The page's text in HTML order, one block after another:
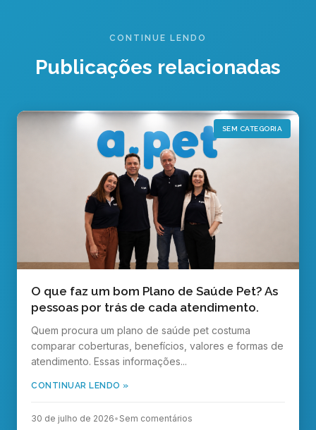
CONTINUE LENDO
Publicações relacionadas
SEM CATEGORIA
O que faz um bom Plano de Saúde Pet? As
pessoas por trás de cada atendimento.
Quem procura um plano de saúde pet costuma
comparar coberturas, benefícios, valores e formas de
atendimento. Essas informações...
CONTINUAR LENDO »
30 de julho de 2026• Sem comentários